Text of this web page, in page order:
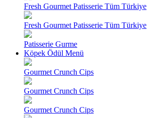
Fresh Gourmet Patisserie Tüm Türkiye
Fresh Gourmet Patisserie Tüm Türkiye
Patisserie Gurme
Köpek Ödül Menü
Gourmet Crunch Cips
Gourmet Crunch Cips
Gourmet Crunch Cips